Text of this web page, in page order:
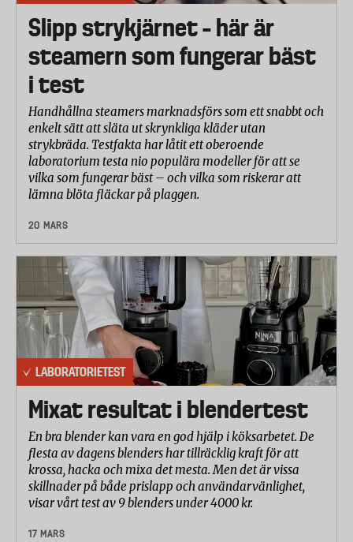
Slipp strykjärnet – här är
steamern som fungerar bäst
i test
Handhållna steamers marknadsförs som ett snabbt och
enkelt sätt att släta ut skrynkliga kläder utan
strykbräda. Testfakta har låtit ett oberoende
laboratorium testa nio populära modeller för att se
vilka som fungerar bäst – och vilka som riskerar att
lämna blöta fläckar på plaggen.
20 MARS
LABORATORIETEST
Mixat resultat i blendertest
En bra blender kan vara en god hjälp i köksarbetet. De
flesta av dagens blenders har tillräcklig kraft för att
krossa, hacka och mixa det mesta. Men det är vissa
skillnader på både prislapp och användarvänlighet,
visar vårt test av 9 blenders under 4000 kr.
17 MARS